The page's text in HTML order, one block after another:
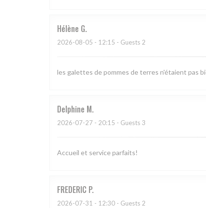
Hélène G
2026-08-05 - 12:15 - Guests 2
les galettes de pommes de terres n'étaient pas
Delphine M
2026-07-27 - 20:15 - Guests 3
Accueil et service parfaits!
FREDERIC P
2026-07-31 - 12:30 - Guests 2